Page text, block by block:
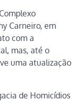
Carneiro, em
com a
mas, até o
uma atualização
de Homicídios